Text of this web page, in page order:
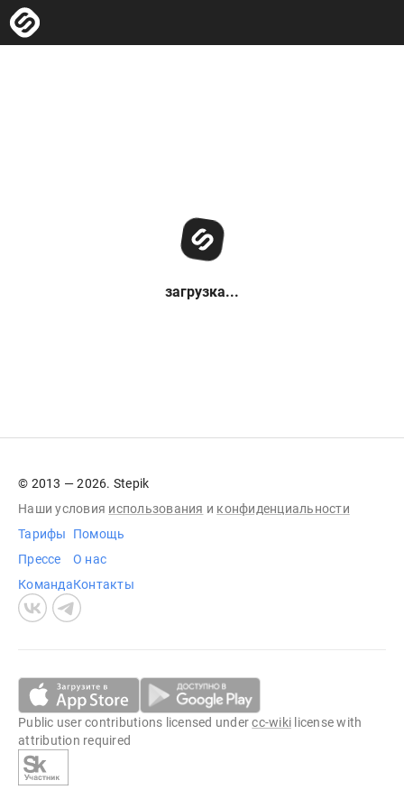
загрузка...
© 2013 — 2026. Stepik
Наши условия использования и конфиденциальности
Тарифы
Прессе
Команда
Помощь
О нас
Контакты
Public user contributions licensed undercc-wiki license with
attribution required